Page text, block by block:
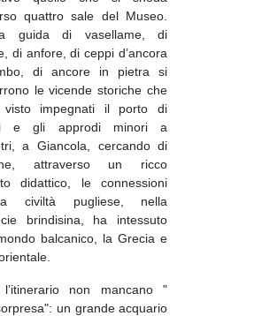
quattro sale del Museo.
guida di vasellame, di
di anfore, di ceppi d’ancora
di ancore in pietra si
le vicende storiche che
visto impegnati il porto di
e gli approdi minori a
a Giancola, cercando di
attraverso un ricco
didattico, le connessioni
civiltà pugliese, nella
brindisina, ha intessuto
balcanico, la Grecia e
l’itinerario non mancano "
un grande acquario